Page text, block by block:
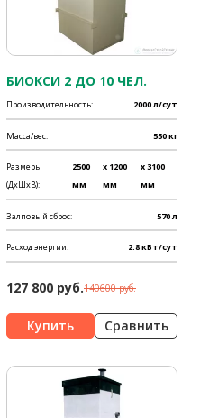
БИОКСИ 2 ДО 10 ЧЕЛ.
Производительность: 2000 л/сут
Масса/вес: 550 кг
Размеры
(ДхШхВ):
2500
мм
x 1200
мм
x 3100
мм
Залповый сброс: 570 л
Расход энергии: 2.8 кВт/сут
127 800 руб.140600 руб.
Сравнить